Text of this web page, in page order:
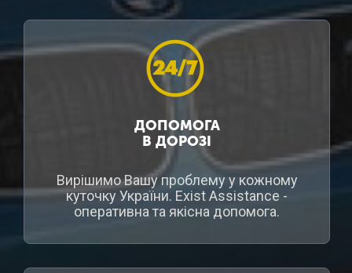
ДОПОМОГА
В ДОРОЗІ
Вирішимо Вашу проблему у кожному
куточку України. Exist Assistance -
оперативна та якісна допомога.